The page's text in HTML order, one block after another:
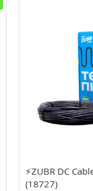
⚡ZUBR DC
(18727)